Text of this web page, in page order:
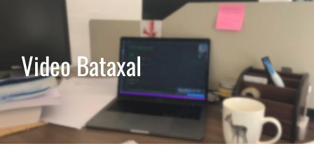
Conseils
Développement Web Design
Analytics & Intelligence
Artificielle
TECHNOLOGIES
RÉALISATIONS
RECRUTEMENT
Video Bataxal